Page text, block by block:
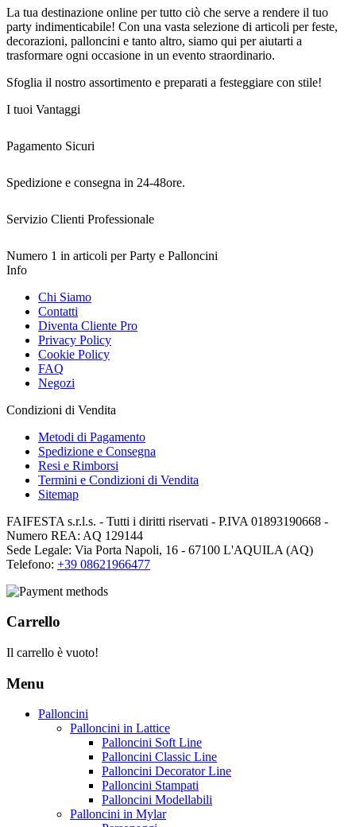
La tua destinazione online per tutto ciò che serve a rendere il tuo
party indimenticabile! Con una vasta selezione di articoli per feste,
decorazioni, palloncini e tanto altro, siamo qui per aiutarti a
trasformare ogni occasione in un evento straordinario.
Sfoglia il nostro assortimento e preparati a festeggiare con stile!
I tuoi Vantaggi
Pagamento Sicuri
Spedizione e consegna in 24-48ore.
Servizio Clienti Professionale
Numero 1 in articoli per Party e Palloncini
Info
Chi Siamo
Contatti
Diventa Cliente Pro
Privacy Policy
Cookie Policy
FAQ
Negozi
Condizioni di Vendita
Metodi di Pagamento
Spedizione e Consegna
Resi e Rimborsi
Termini e Condizioni di Vendita
Sitemap
FAIFESTA s.r.l.s. - Tutti i diritti riservati - P.IVA 01893190668 -
Numero REA: AQ 129144
Sede Legale: Via Porta Napoli, 16 - 67100 L'AQUILA (AQ)
Telefono: +39 08621966477
Carrello
Il carrello è vuoto!
Menu
Palloncini
Palloncini in Lattice
Palloncini Soft Line
Palloncini Classic Line
Palloncini Decorator Line
Palloncini Stampati
Palloncini Modellabili
Palloncini in Mylar